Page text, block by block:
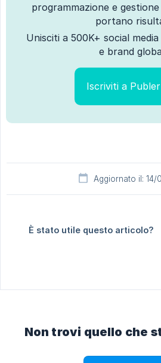
programmazione e
portano
Unisciti a 500K+ social
e brand
Iscriviti a
Aggiornato il: 14/
È stato utile questo articolo?
Non trovi quello che